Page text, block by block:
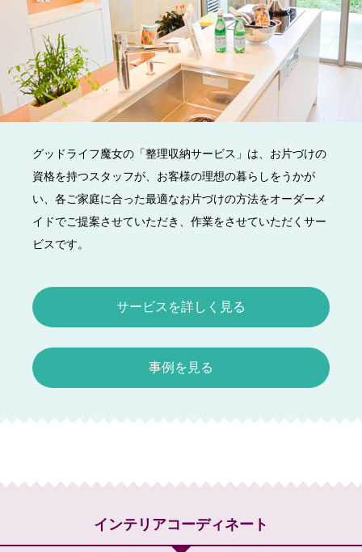
グッドライフ魔女の「整理収納サービス」は、お片づけの
資格を持つスタッフが、お客様の理想の暮らしをうかが
い、各ご家庭に合った最適なお片づけの方法をオーダーメ
イドでご提案させていただき、作業をさせていただくサー
ビスです。
サービスを詳しく見る
事例を見る
インテリアコーディネート